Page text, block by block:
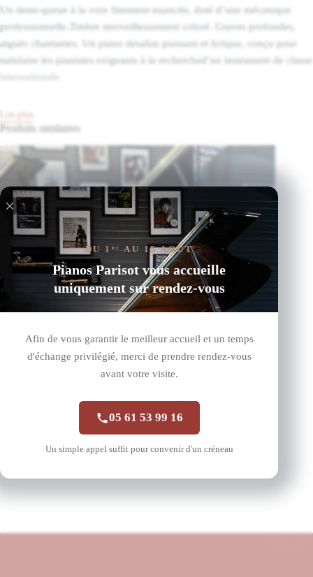
DU 1 er AU 15 AOÛT
Pianos Parisot vous accueille
uniquement sur rendez-vous
Afin de vous garantir le meilleur accueil et un temps
d'échange privilégié, merci de prendre rendez-vous
avant votre visite.
05 61 53 99 16
Un simple appel suffit pour convenir d'un créneau
Un demi-queue à la voix finement nuancée, doté d’une mécanique
professionnelle.Timbre merveilleusement coloré. Graves profondes,
aiguës chantantes. Un piano desalon puissant et lyrique, conçu pour
satisfaire les pianistes exigeants à la recherched’un instrument de classe
internationale.
Lire plus
Produits similaires
B-211 Noir Brillant
Steinway & Sons